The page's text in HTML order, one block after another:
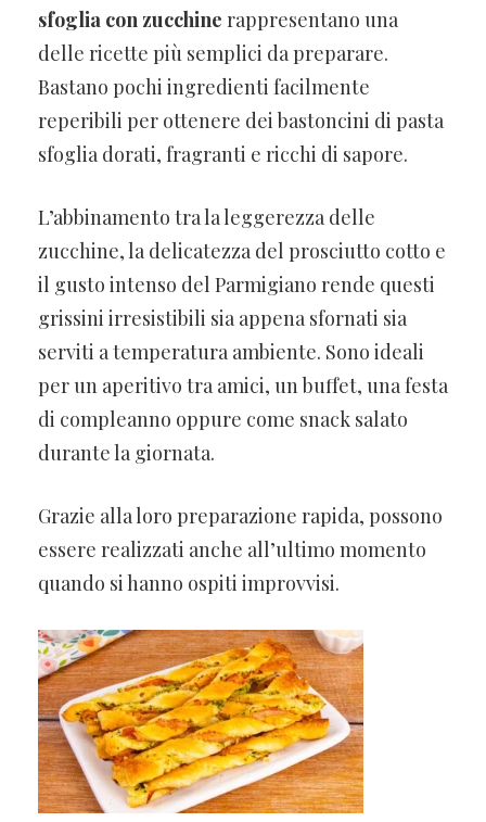
sfoglia con zucchine rappresentano una
delle ricette più semplici da preparare.
Bastano pochi ingredienti facilmente
reperibili per ottenere dei bastoncini di pasta
sfoglia dorati, fragranti e ricchi di sapore.
L’abbinamento tra la leggerezza delle
zucchine, la delicatezza del prosciutto cotto e
il gusto intenso del Parmigiano rende questi
grissini irresistibili sia appena sfornati sia
serviti a temperatura ambiente. Sono ideali
per un aperitivo tra amici, un buffet, una festa
di compleanno oppure come snack salato
durante la giornata.
Grazie alla loro preparazione rapida, possono
essere realizzati anche all’ultimo momento
quando si hanno ospiti improvvisi.